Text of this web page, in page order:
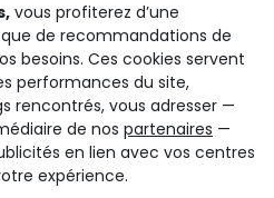
vous profiterez d’une
de recommandations de
besoins. Ces cookies servent
performances du site,
rencontrés, vous adresser —
de nos partenaires —
en lien avec vos centres
expérience.